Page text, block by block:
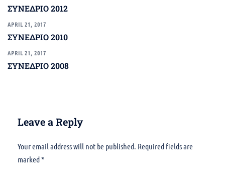
ΣΥΝΕΔΡΙΟ 2012
APRIL 21, 2017
ΣΥΝΕΔΡΙΟ 2010
APRIL 21, 2017
ΣΥΝΕΔΡΙΟ 2008
Leave a Reply
Your email address will not be published. Required fields are
marked*
Alternative: